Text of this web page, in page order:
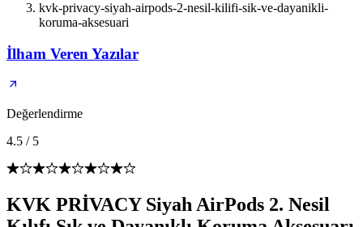
kvk-privacy-siyah-airpods-2-nesil-kilifi-sik-ve-dayanikli-
koruma-aksesuari
İlham Veren Yazılar
Değerlendirme
4.5 / 5
KVK PRİVACY Siyah AirPods 2. Nesil